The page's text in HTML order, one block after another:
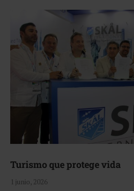
Turismo que protege vida
1 junio, 2026